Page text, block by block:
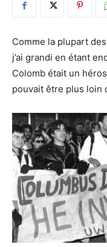
Comme la plupart
j’ai grandi en étant
Colomb était un
pouvait être plus loin